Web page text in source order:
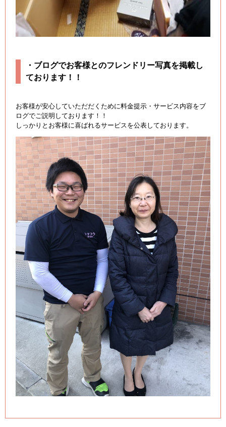
・ブログでお客様とのフレンドリー写真を掲載し
ております！！
お客様が安心していただだくために料金提示・サービス内容をブ
ログでご説明しております！！
しっかりとお客様に喜ばれるサービスを公表しております。